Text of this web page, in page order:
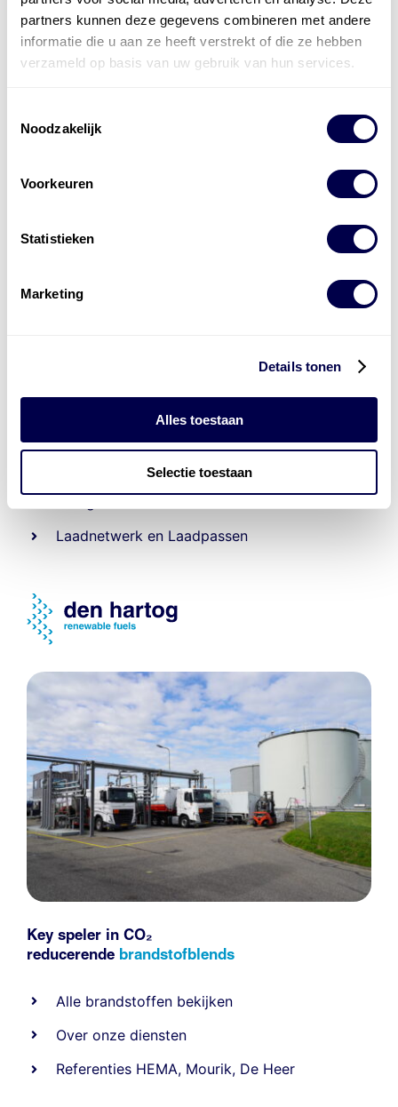
partners kunnen deze gegevens combineren met andere
informatie die u aan ze heeft verstrekt of die ze hebben
verzameld op basis van uw gebruik van hun services.
Noodzakelijk
Voorkeuren
Statistieken
Marketing
Details tonen
Alles toestaan
Selectie toestaan
bestaat uitvier divisies
accu oplossingen
Installatie van laadinfra en accu’s
Laadnetwerk en Laadpassen
Key speler in CO₂
reducerende brandstofblends
Alle brandstoffen bekijken
Over onze diensten
Referenties HEMA, Mourik, De Heer